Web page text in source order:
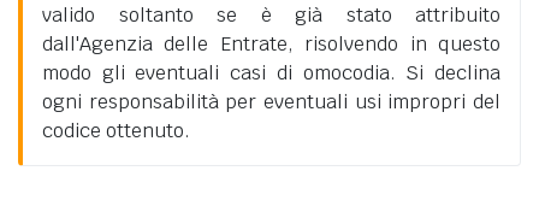
valido soltanto se è già stato attribuito
dall'Agenzia delle Entrate, risolvendo in questo
modo gli eventuali casi di omocodia. Si declina
ogni responsabilità per eventuali usi impropri del
codice ottenuto.